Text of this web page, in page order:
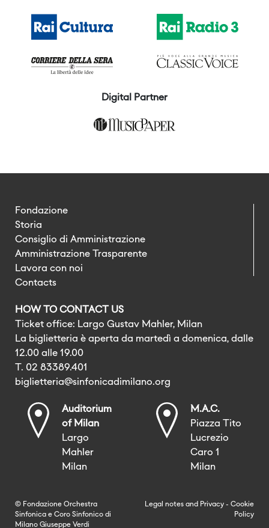
Digital Partner
Fondazione
Storia
Consiglio di Amministrazione
Amministrazione Trasparente
Lavora con noi
Contacts
HOW TO CONTACT US
Ticket office: Largo Gustav Mahler, Milan
La biglietteria è aperta da martedì a domenica, dalle
12.00 alle 19.00
T. 02 83389.401
biglietteria@sinfonicadimilano.org
Auditorium
of Milan
Largo
Mahler
Milan
M.A.C.
Piazza Tito
Lucrezio
Caro 1
Milan
© Fondazione Orchestra
Sinfonica e Coro Sinfonico di
Milano Giuseppe Verdi
Legal notes and Privacy - Cookie
Policy